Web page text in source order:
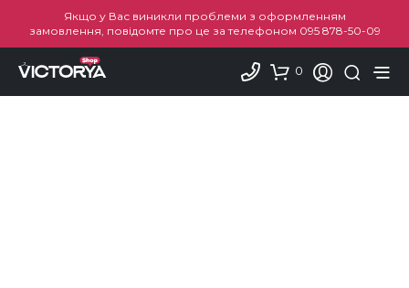
Якщо у Вас виникли проблеми з оформленням
замовлення, повідомте про це за телефоном 095 878-50-09
0